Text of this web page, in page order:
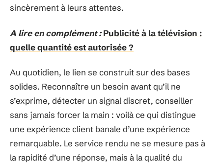
sincèrement à leurs attentes.
A lire en complément : Publicité à la télévision :
quelle quantité est autorisée ?
Au quotidien, le lien se construit sur des bases
solides. Reconnaître un besoin avant qu’il ne
s’exprime, détecter un signal discret, conseiller
sans jamais forcer la main : voilà ce qui distingue
une expérience client banale d’une expérience
remarquable. Le service rendu ne se mesure pas à
la rapidité d’une réponse, mais à la qualité du